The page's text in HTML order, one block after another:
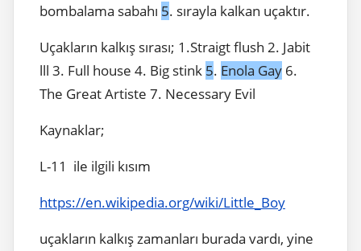
bombalama sabahı 5. sırayla kalkan uçaktır.
Uçakların kalkış sırası; 1.Straigt flush 2. Jabit
lll 3. Full house 4. Big stink 5. Enola Gay 6.
The Great Artiste 7. Necessary Evil
Kaynaklar;
L-11 ile ilgili kısım
https://en.wikipedia.org/wiki/Little_Boy
uçakların kalkış zamanları burada vardı, yine